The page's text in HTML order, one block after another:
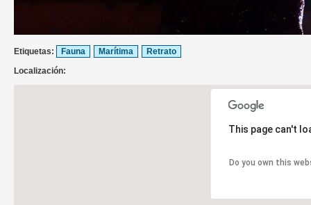
Etiquetas: Fauna Marítima
Retrato
Localización:
This page can't
Do you own this